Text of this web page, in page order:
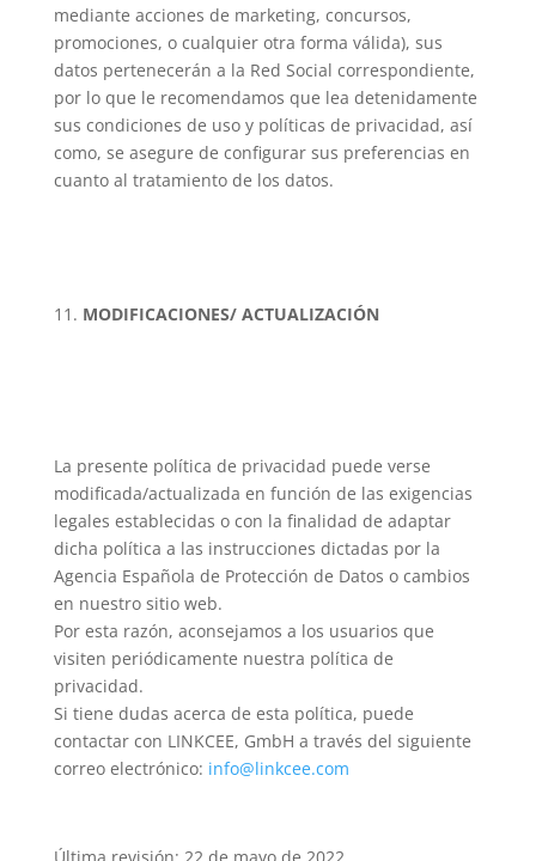
mediante acciones de marketing, concursos,
promociones, o cualquier otra forma válida), sus
datos pertenecerán a la Red Social correspondiente,
por lo que le recomendamos que lea detenidamente
sus condiciones de uso y políticas de privacidad, así
como, se asegure de configurar sus preferencias en
cuanto al tratamiento de los datos.
MODIFICACIONES/ ACTUALIZACIÓN
La presente política de privacidad puede verse
modificada/actualizada en función de las exigencias
legales establecidas o con la finalidad de adaptar
dicha política a las instrucciones dictadas por la
Agencia Española de Protección de Datos o cambios
en nuestro sitio web.
Por esta razón, aconsejamos a los usuarios que
visiten periódicamente nuestra política de
privacidad.
Si tiene dudas acerca de esta política, puede
contactar con LINKCEE, GmbH a través del siguiente
correo electrónico: info@linkcee.com